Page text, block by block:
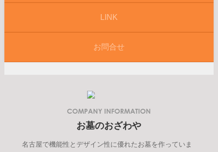
LINK
お問合せ
お墓のおざわや
名古屋で機能性とデザイン性に優れたお墓を作っていま